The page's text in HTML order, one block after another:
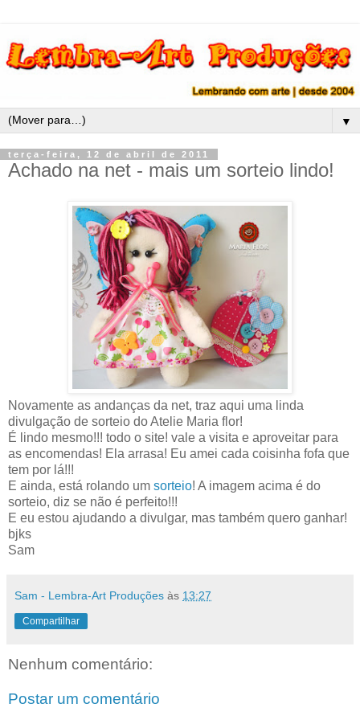
▼
terça-feira, 12 de abril de 2011
Achado na net - mais um sorteio lindo!
Novamente as andanças da net, traz aqui uma linda
divulgação de sorteio do Atelie Maria flor!
É lindo mesmo!!! todo o site! vale a visita e aproveitar para
as encomendas! Ela arrasa! Eu amei cada coisinha fofa que
tem por lá!!!
E ainda, está rolando um sorteio! A imagem acima é do
sorteio, diz se não é perfeito!!!
E eu estou ajudando a divulgar, mas também quero ganhar!
bjks
Sam
Sam - Lembra-Art Produções às 13:27
Compartilhar
Nenhum comentário:
Postar um comentário